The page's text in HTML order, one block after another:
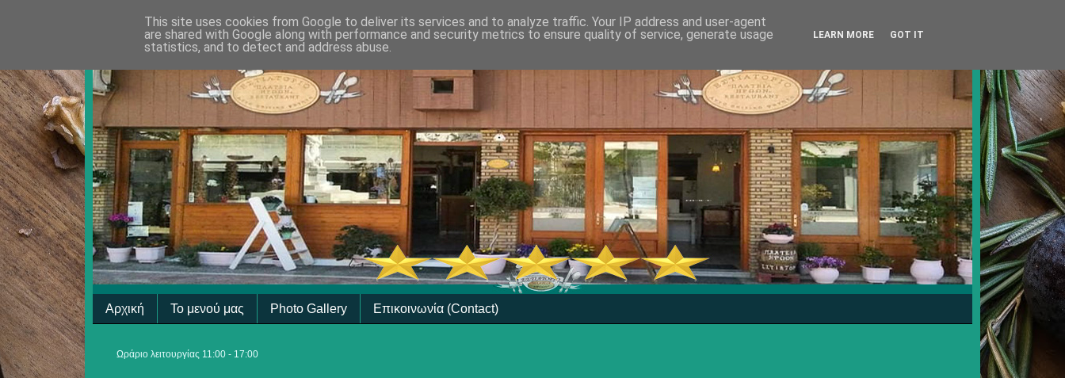
Αρχική Το μενού μας Photo Gallery Επικοινωνία (Contact)
Ωράριο λειτουργίας 11:00 - 17:00
This site uses cookies from Google to deliver its services and to analyze traffic. Your IP address and user-agent
are shared with Google along with performance and security metrics to ensure quality of service, generate usage
statistics, and to detect and address abuse.
LEARN MORE GOT IT